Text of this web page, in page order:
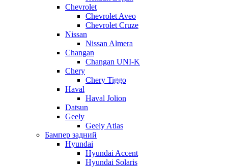
Chevrolet
Chevrolet Aveo
Chevrolet Cruze
Nissan
Nissan Almera
Changan
Changan UNI-K
Chery
Chery Tiggo
Haval
Haval Jolion
Datsun
Geely
Geely Atlas
Бампер задний
Hyundai
Hyundai Accent
Hyundai Solaris